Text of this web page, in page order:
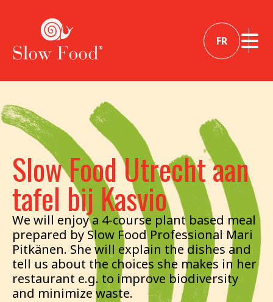
FR
Slow Food Utrecht aan
tafel bij Kasvio
We will enjoy a 4-course plant based meal
prepared by Slow Food Professional Mari
Pitkänen. She will explain the dishes and
tell us about the choices she makes in her
restaurant e.g. to improve biodiversity
and minimize waste.